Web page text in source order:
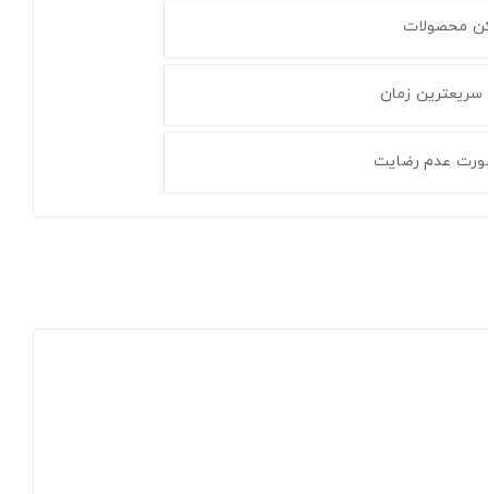
محصولات
سریعترین زمان
عدم رضایت